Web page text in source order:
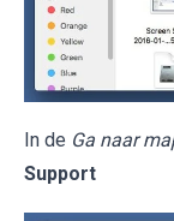
In de Ga naar
Support